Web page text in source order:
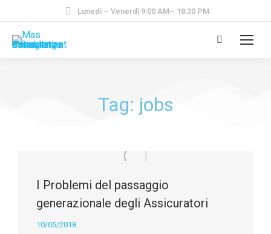
Lunedì – Venerdì 9:00 AM– 18:30 PM
Tag: jobs
I Problemi del passaggio
generazionale degli Assicuratori
10/05/2018